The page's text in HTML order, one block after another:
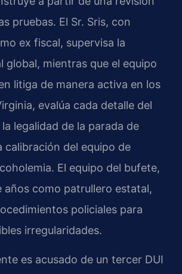
pruebas. El Sr. Sris, con
ex fiscal, supervisa la
global, mientras que el equipo
litiga de manera activa en los
evalúa cada detalle del
legalidad de la parada de
calibración del equipo de
El equipo del bufete,
años como patrullero estatal,
policiales para
irregularidades.
es acusado de un tercer DUI